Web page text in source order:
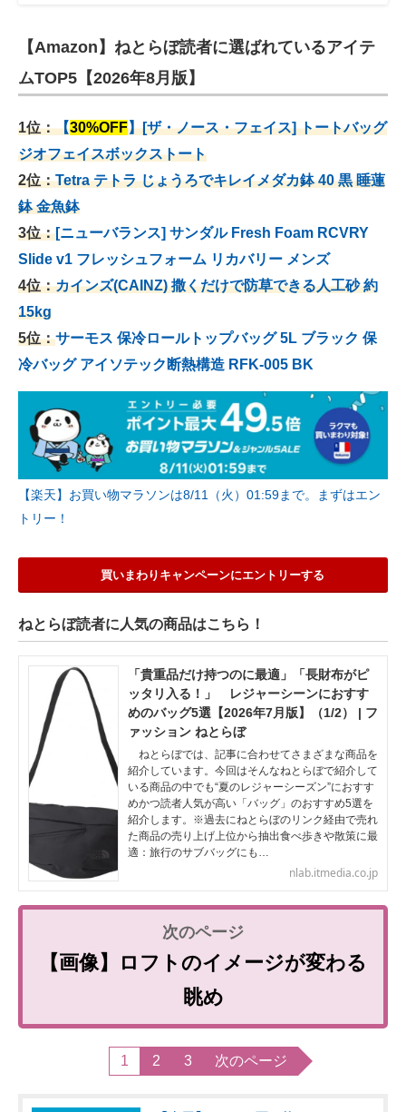
【Amazon】ねとらぼ読者に選ばれているアイテ
ムTOP5【2026年8月版】
1位：【30%OFF】[ザ・ノース・フェイス] トートバッグ
ジオフェイスボックストート
2位：Tetra テトラ じょうろでキレイメダカ鉢 40 黒 睡蓮
鉢 金魚鉢
3位：[ニューバランス] サンダル Fresh Foam RCVRY
Slide v1 フレッシュフォーム リカバリー メンズ
4位：カインズ(CAINZ) 撒くだけで防草できる人工砂 約
15kg
5位：サーモス 保冷ロールトップバッグ 5L ブラック 保
冷バッグ アイソテック断熱構造 RFK-005 BK
【楽天】お買い物マラソンは8/11（火）01:59まで。まずはエン
トリー！
買いまわりキャンペーンにエントリーする
ねとらぼ読者に人気の商品はこちら！
「貴重品だけ持つのに最適」「長財布がピ
ッタリ入る！」 レジャーシーンにおすす
めのバッグ5選【2026年7月版】（1/2） | フ
ァッション ねとらぼ
ねとらぼでは、記事に合わせてさまざまな商品を
紹介しています。今回はそんなねとらぼで紹介して
いる商品の中でも“夏のレジャーシーズン”におすす
めかつ読者人気が高い「バッグ」のおすすめ5選を
紹介します。※過去にねとらぼのリンク経由で売れ
た商品の売り上げ上位から抽出食べ歩きや散策に最
適：旅行のサブバッグにも…
nlab.itmedia.co.jp
【画像】ロフトのイメージが変わる
眺め
1 2 3 次のページ